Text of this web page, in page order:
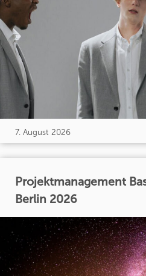
7. August 2026
Projektmanagement
Berlin 2026